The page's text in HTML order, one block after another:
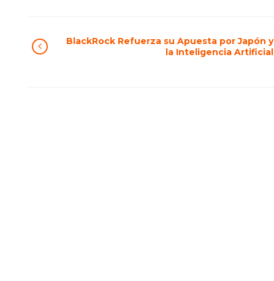
BlackRock Refuerza su Apuesta por Japón y
la Inteligencia Artificial